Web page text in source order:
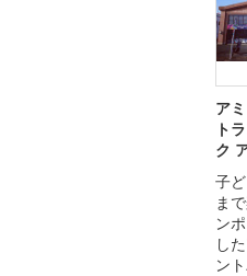
ア
ト
ク
子
ま
ン
し
ン